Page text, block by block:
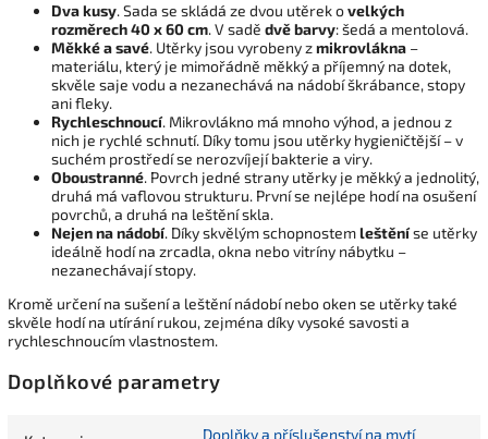
Dva kusy. Sada se skládá ze dvou utěrek ovelkých
rozměrech 40 x 60 cm. V sadě dvě barvy: šedá a mentolová.
Měkké a savé. Utěrky jsou vyrobeny zmikrovlákna –
materiálu, který je mimořádně měkký a příjemný na dotek,
skvěle saje vodu a nezanechává na nádobí škrábance, stopy
ani fleky.
Rychleschnoucí. Mikrovlákno má mnoho výhod, a jednou z
nich je rychlé schnutí. Díky tomu jsou utěrky hygieničtější – v
suchém prostředí se nerozvíjejí bakterie a viry.
Oboustranné. Povrch jedné strany utěrky je měkký a jednolitý,
druhá má vaflovou strukturu. První se nejlépe hodí na osušení
povrchů, a druhá na leštění skla.
Nejen na nádobí. Díky skvělým schopnostemleštěníse utěrky
ideálně hodí na zrcadla, okna nebo vitríny nábytku –
nezanechávají stopy.
Kromě určení na sušení a leštění nádobí nebo oken se utěrky také
skvěle hodí na utírání rukou, zejména díky vysoké savosti a
rychleschnoucím vlastnostem.
Doplňkové parametry
Doplňky a příslušenství na mytí